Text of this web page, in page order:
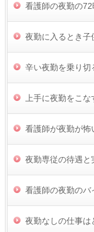
看護師の夜勤の
夜勤に入るとき子
辛い夜勤を乗り切
上手に夜勤をこ
看護師が夜勤が怖
夜勤専従の待遇と
看護師の夜勤のバ
夜勤なしの仕事は